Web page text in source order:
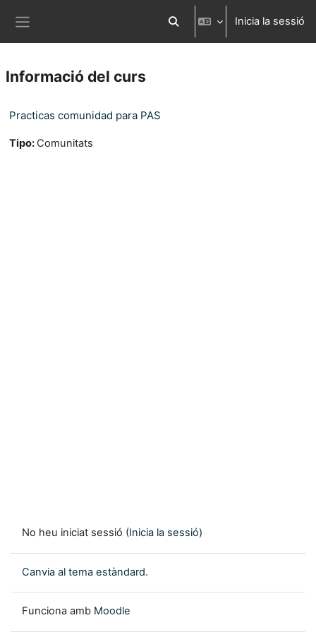
Commuta l'entrada de la cerca
Inicia la sessió
Informació del curs
Practicas comunidad para PAS
Tipo: Comunitats
No heu iniciat sessió (Inicia la sessió)
Canvia al tema estàndard.
Funciona amb Moodle